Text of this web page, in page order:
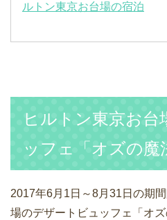
ルトン東京お台場の宿泊
ヒルトン東京お台
ッフェ「オズの魔
2017年6月1日～8月31日の期
場のデザートビュッフェ「オ